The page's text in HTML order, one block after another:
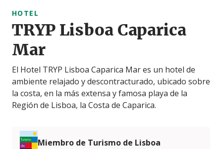
HOTEL
TRYP Lisboa Caparica
Mar
El Hotel TRYP Lisboa Caparica Mar es un hotel de
ambiente relajado y descontracturado, ubicado sobre
la costa, en la más extensa y famosa playa de la
Región de Lisboa, la Costa de Caparica.
Miembro de Turismo de Lisboa